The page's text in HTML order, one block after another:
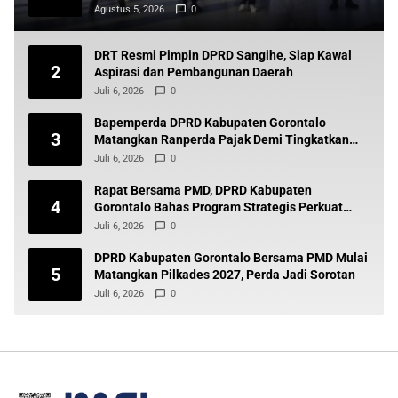
Boltara
Agustus 5, 2026 0
2
DRT Resmi Pimpin DPRD Sangihe, Siap Kawal
Aspirasi dan Pembangunan Daerah
Juli 6, 2026 0
3
Bapemperda DPRD Kabupaten Gorontalo
Matangkan Ranperda Pajak Demi Tingkatkan
Pendapatan Daerah
Juli 6, 2026 0
4
Rapat Bersama PMD, DPRD Kabupaten
Gorontalo Bahas Program Strategis Perkuat
Pembangunan Desa
Juli 6, 2026 0
5
DPRD Kabupaten Gorontalo Bersama PMD Mulai
Matangkan Pilkades 2027, Perda Jadi Sorotan
Juli 6, 2026 0